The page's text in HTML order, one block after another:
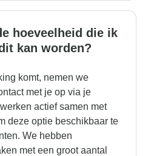
hoeveelheid die ik
kan worden?
komt, nemen we
met je op via je
actief samen met
deze optie beschikbaar te
We hebben
met een groot aantal